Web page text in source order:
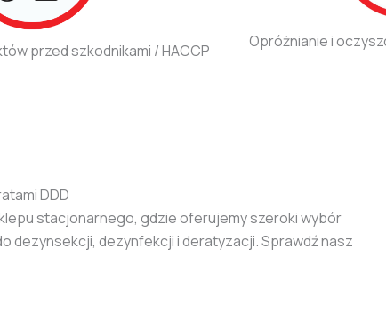
przed szkodnikami / HACCP
Opróżnianie i
DDD
stacjonarnego, gdzie oferujemy szeroki wybór
dezynsekcji, dezynfekcji i deratyzacji. Sprawdź nasz